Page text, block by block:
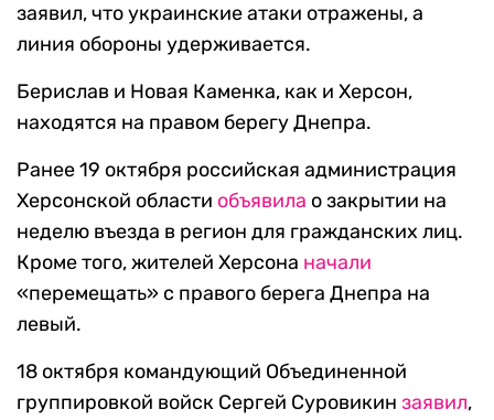
заявил, что украинские атаки отражены, а
линия обороны удерживается.
Берислав и Новая Каменка, как и Херсон,
находятся на правом берегу Днепра.
Ранее 19 октября российская администрация
Херсонской области объявила о закрытии на
неделю въезда в регион для гражданских лиц.
Кроме того, жителей Херсона начали
«перемещать» с правого берега Днепра на
левый.
18 октября командующий Объединенной
группировкой войск Сергей Суровикин заявил,